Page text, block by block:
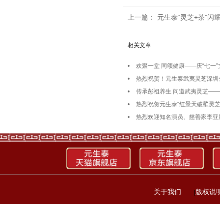
上一篇： 元生泰“灵芝+茶”闪
相关文章
•
欢聚一堂 同颂健康——庆“七一
•
热烈祝贺！元生泰武夷灵芝深
•
传承彭祖养生 问道武夷灵芝
•
热烈祝贺元生泰“红景天破壁灵
•
热烈欢迎知名演员、慈善家李
关于我们 版权说